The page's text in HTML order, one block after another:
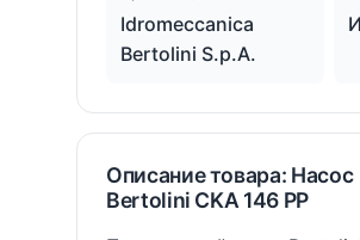
Idromeccanica
Bertolini S.p.A.
Описание товара: Насос
Bertolini CKA 146 PP